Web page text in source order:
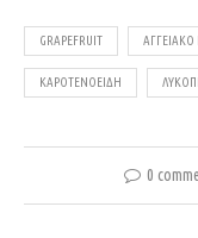
GRAPEFRUIT ΑΓΓΕΙΑΚΌ
ΚΑΡΟΤΕΝΟΕΙΔΉ
0